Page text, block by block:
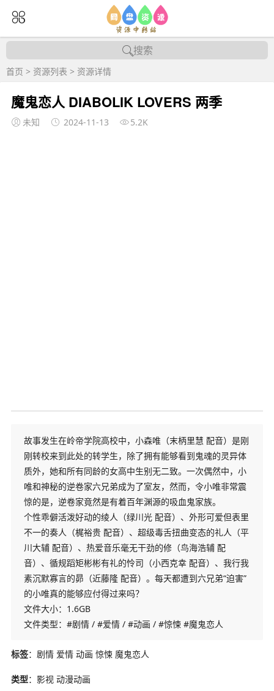
搜索
首页 > 资源列表 > 资源详情
魔鬼恋人 DIABOLIK LOVERS 两季
未知 2024-11-13 5.2K
故事发生在岭帝学院高校中，小森唯（末柄里慧 配音）是刚
刚转校来到此处的转学生，除了拥有能够看到鬼魂的灵异体
质外，她和所有同龄的女高中生别无二致。一次偶然中，小
唯和神秘的逆卷家六兄弟成为了室友，然而，令小唯非常震
惊的是，逆卷家竟然是有着百年渊源的吸血鬼家族。
个性乖僻活泼好动的绫人（绿川光 配音）、外形可爱但表里
不一的奏人（梶裕贵 配音）、超级毒舌扭曲变态的礼人（平
川大辅 配音）、热爱音乐毫无干劲的修（鸟海浩辅 配
音）、循规蹈矩彬彬有礼的怜司（小西克幸 配音）、我行我
素沉默寡言的昴（近藤隆 配音）。每天都遭到六兄弟“迫害”
的小唯真的能够应付得过来吗？
文件大小：1.6GB
文件类型：#剧情 / #爱情 / #动画 / #惊悚 #魔鬼恋人
标签：剧情 爱情 动画 惊悚 魔鬼恋人
类型：影视 动漫动画